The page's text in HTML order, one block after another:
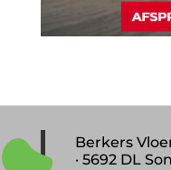
Berkers
· 5692 DL